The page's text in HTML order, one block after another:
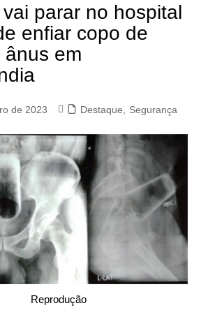
parar no hospital
enfiar copo de
em
de 2023 Destaque Segurança
Reprodução